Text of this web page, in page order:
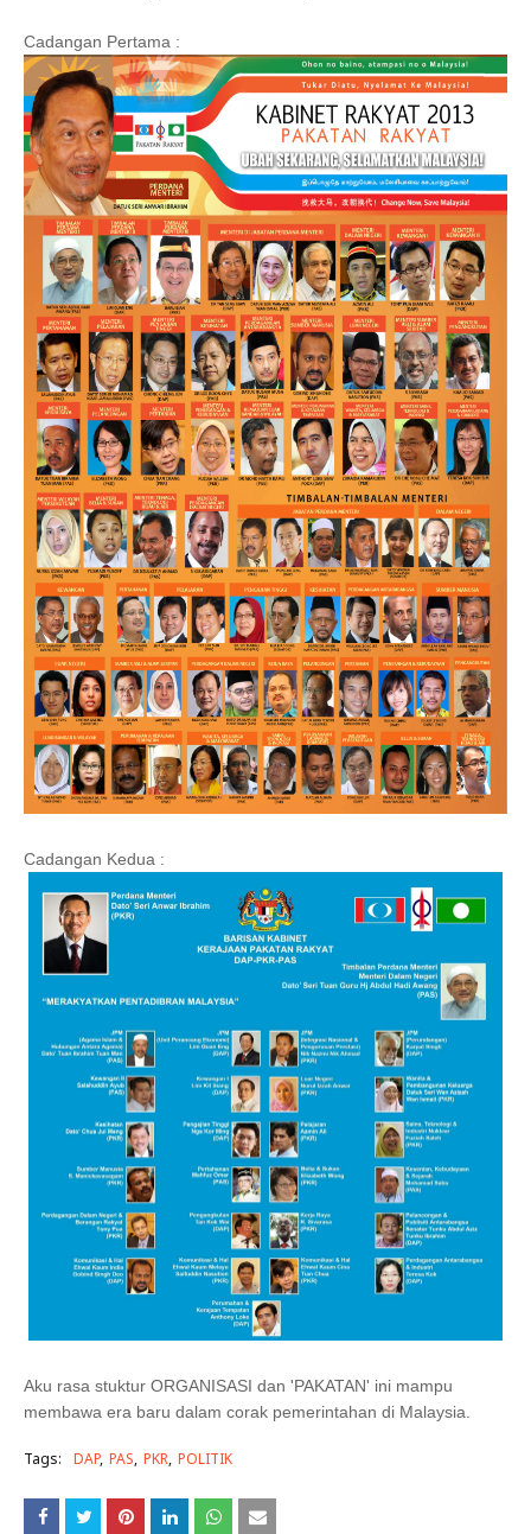
Cadangan Pertama :
Cadangan Kedua :
Aku rasa stuktur ORGANISASI dan 'PAKATAN' ini mampu
membawa era baru dalam corak pemerintahan di Malaysia.
Tags: DAP PAS PKR POLITIK